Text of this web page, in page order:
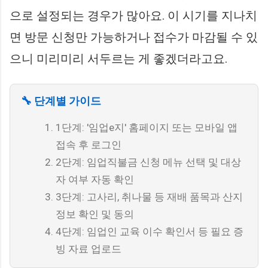
으로 설정되는 경우가 많아요. 이 시기를 지나치
면 방문 신청만 가능하거나 접수가 마감될 수 있
으니 미리미리 서두르는 게 좋겠더라고요.
🔧 단계별 가이드
1단계: '임업e지' 홈페이지 또는 모바일 앱
접속 후 로그인
2단계: 임업직불금 신청 메뉴 선택 및 대상
자 여부 자동 확인
3단계: 고사리, 취나물 등 재배 품목과 산지
정보 확인 및 동의
4단계: 임업인 교육 이수 확인서 등 필요 증
빙 자료 업로드